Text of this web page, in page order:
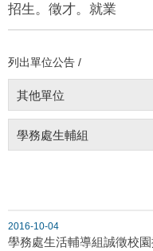
招生。徵才。就業
列出單位公告 /
其他單位
學務處生輔組
2016-10-04
學務處生活輔導組誠徵校